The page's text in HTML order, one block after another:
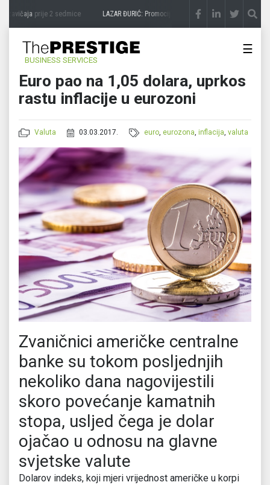
zavičajaprije 2 sedmice LAZAR ĐURIĆ: Promocija potencijal pretvara u destinaciju
BUSINESS SERVICES
☰
Euro pao na 1,05 dolara, uprkos
rastu inflacije u eurozoni
Valuta 03.03.2017. euro, eurozona,inflacija,valuta
Zvaničnici američke centralne
banke su tokom posljednjih
nekoliko dana nagovijestili
skoro povećanje kamatnih
stopa, usljed čega je dolar
ojačao u odnosu na glavne
svjetske valute
Dolarov indeks, koji mjeri vrijednost američke u korpi